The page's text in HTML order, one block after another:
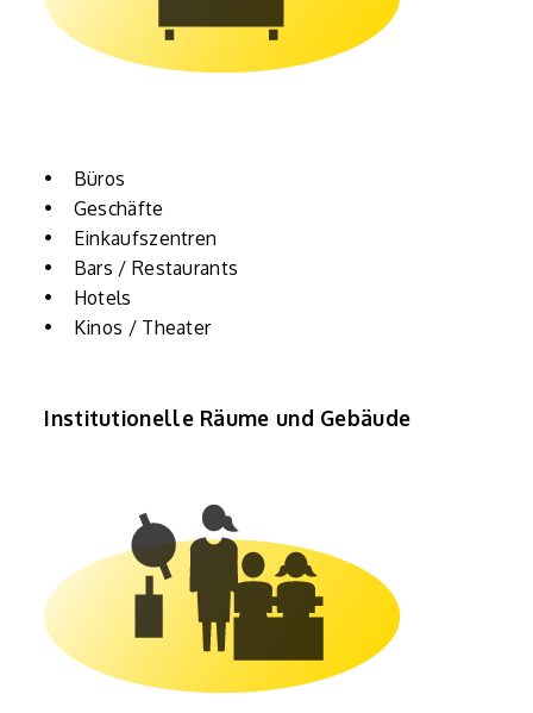
• Büros
• Geschäfte
• Einkaufszentren
• Bars / Restaurants
• Hotels
• Kinos / Theater
Institutionelle Räume und Gebäude